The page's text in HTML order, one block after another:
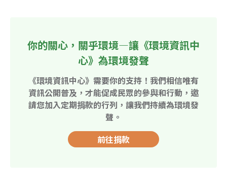
你的關心，關乎環境—讓《環境資訊中
心》為環境發聲
《環境資訊中心》需要你的支持！我們相信唯有
資訊公開普及，才能促成民眾的參與和行動，邀
請您加入定期捐款的行列，讓我們持續為環境發
聲。
前往捐款